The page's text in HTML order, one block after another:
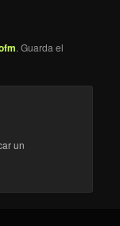
. Guarda el
un